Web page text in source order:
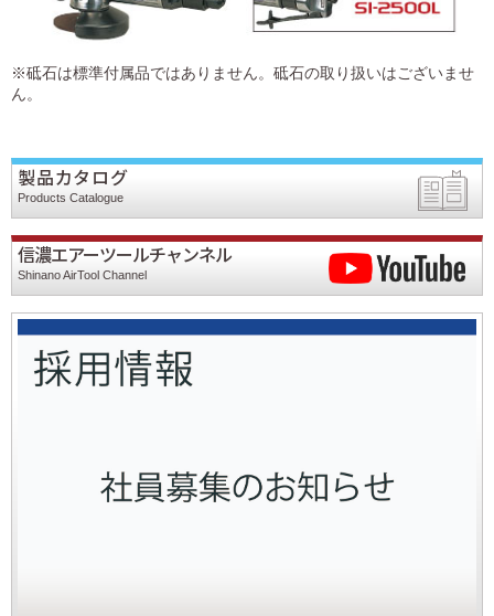
※砥石は標準付属品ではありません。砥石の取り扱いはございませ
ん。
製品カタログ
Products Catalogue
信濃エアーツールチャンネル
Shinano AirTool Channel